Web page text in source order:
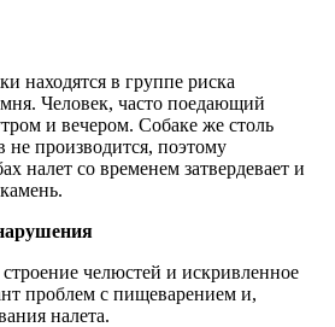
находятся в группе риска
Человек, часто поедающий
и вечером. Собаке же столь
не производится, поэтому
налет со временем затвердевает и
челюстей и искривленное
проблем с пищеварением и,
налета.